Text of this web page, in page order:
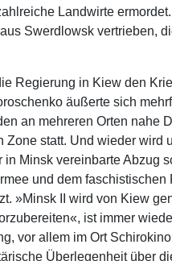
Landwirte
Swerdlowsk vertrieben,
Regierung in Kiew den
äußerte sich
an mehreren Orten nahe
Zone statt. Und wieder wird
in Minsk vereinbarte Abzug
und dem faschistischen
»Minsk II wird von Kiew
ist immer
vor allem im Ort
Überlegenheit über